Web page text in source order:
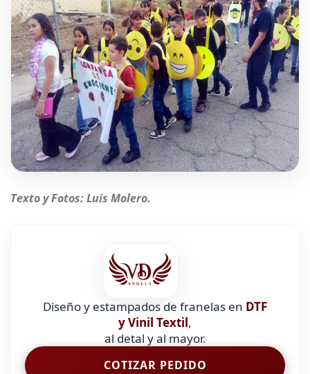
Texto y Fotos: Luis Molero.
Diseño y estampados de franelas en DTF
y Vinil Textil,
al detal y al mayor.
COTIZAR PEDIDO